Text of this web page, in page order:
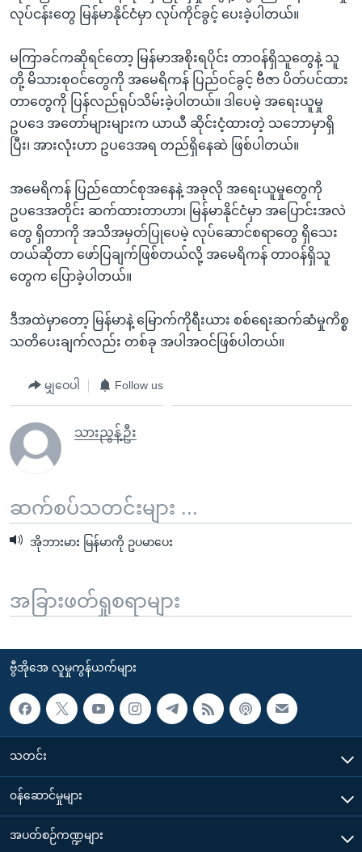
လုပ်ငန်းတွေ မြန်မာနိုင်ငံမှာ လုပ်ကိုင်ခွင့် ပေးခဲ့ပါတယ်။
မကြာခင်ကဆိုရင်တော့ မြန်မာအစိုးရပိုင်း တာဝန်ရှိသူတွေနဲ့ သူ
တို့ မိသားစုဝင်တွေကို အမေရိကန် ပြည်ဝင်ခွင့် ဗီဇာ ပိတ်ပင်ထား
တာတွေကို ပြန်လည်ရုပ်သိမ်းခဲ့ပါတယ်။ ဒါပေမဲ့ အရေးယူမှု
ဥပဒေ အတော်များများက ယာယီ ဆိုင်းငံ့ထားတဲ့ သဘောမှာရှိ
ပြီး၊ အားလုံးဟာ ဥပဒေအရ တည်ရှိနေဆဲ ဖြစ်ပါတယ်။
အမေရိကန် ပြည်ထောင်စုအနေနဲ့ အခုလို အရေးယူမှုတွေကို
ဥပဒေအတိုင်း ဆက်ထားတာဟာ၊ မြန်မာနိုင်ငံမှာ အပြောင်းအလဲ
တွေ ရှိတာကို အသိအမှတ်ပြုပေမဲ့ လုပ်ဆောင်စရာတွေ ရှိသေး
တယ်ဆိုတာ ဖော်ပြချက်ဖြစ်တယ်လို့ အမေရိကန် တာဝန်ရှိသူ
တွေက ပြောခဲ့ပါတယ်။
ဒီအထဲမှာတော့ မြန်မာနဲ့ မြောက်ကိုရီးယား စစ်ရေးဆက်ဆံမှုကိစ္စ
သတိပေးချက်လည်း တစ်ခု အပါအဝင်ဖြစ်ပါတယ်။
မျှဝေပါ Follow us
သားညွန့်ဦး
ဆက်စပ်သတင်းများ ...
အိုဘားမား မြန်မာကို ဥပမာပေး
အခြားဖတ်ရှုစရာများ
ဗွီအိုအေ လူမှုကွန်ယက်များ
သတင်း
၀န်ဆောင်မှုများ
အပတ်စဉ်ကဏ္ဍများ